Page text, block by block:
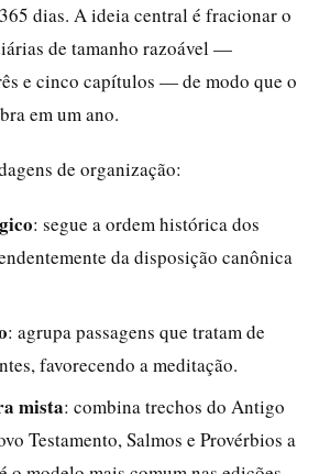
dias. A ideia central é fracionar o
de tamanho razoável —
e cinco capítulos — de modo que o
em um ano.
de organização:
: segue a ordem histórica dos
da disposição canônica
: agrupa passagens que tratam de
favorecendo a meditação.
mista: combina trechos do Antigo
Testamento, Salmos e Provérbios a